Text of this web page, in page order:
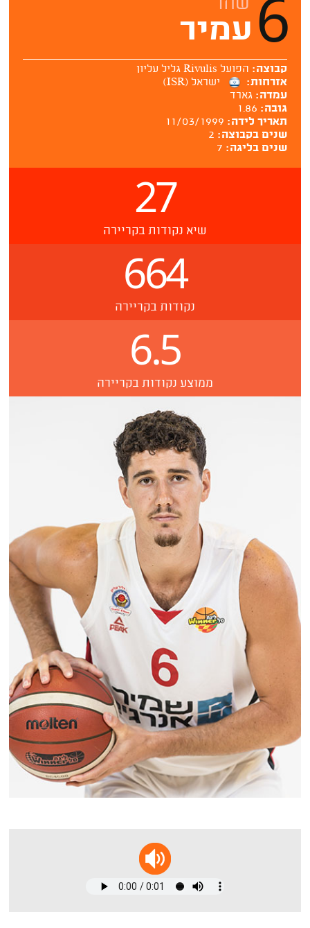
6 שחר
עמיר
קבוצה: הפועל Rivulis גליל עליון
אזרחות:
ישראל (ISR)
עמדה:גארד
גובה: 1.86
תאריך לידה: 11/03/1999
שנים בקבוצה: 2
שנים בליגה: 7
27
שיא נקודות בקריירה
664
נקודות בקריירה
6.5
ממוצע נקודות בקריירה